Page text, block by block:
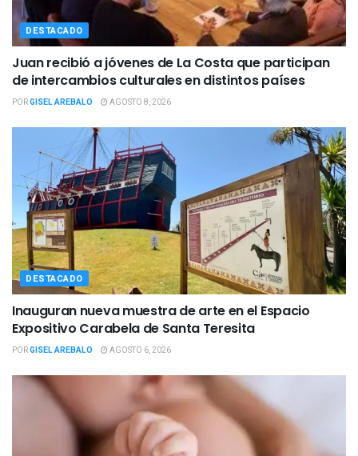
DESTACADO
Juan recibió a jóvenes de La Costa que participan
de intercambios culturales en distintos países
PORGISEL AREBALO AGOSTO 8, 2026
DESTACADO
Inauguran nueva muestra de arte en el Espacio
Expositivo Carabela de Santa Teresita
PORGISEL AREBALO AGOSTO 6, 2026